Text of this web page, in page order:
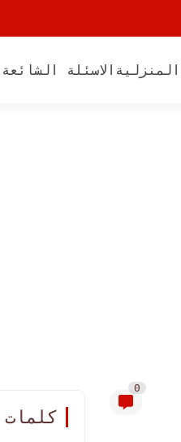
الاسئلة الشائعة
0